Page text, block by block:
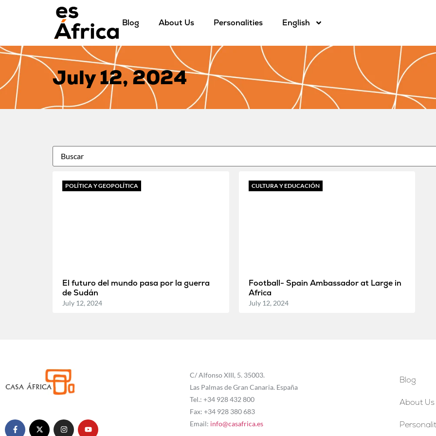
Blog About Us Personalities English
July 12, 2024
POLÍTICA Y GEOPOLÍTICA
El futuro del mundo pasa por la guerra
de Sudán
July 12, 2024
CULTURA Y EDUCACIÓN
Football- Spain Ambassador at Large in
Africa
July 12, 2024
C/ Alfonso XIII, 5. 35003.
Las Palmas de Gran Canaria. España
Tel.: +34 928 432 800
Fax: +34 928 380 683
Email: info@casafrica.es
Blog
About Us